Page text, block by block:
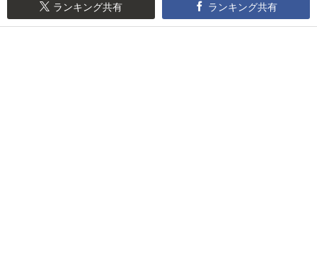
ランキング共有 ランキング共有